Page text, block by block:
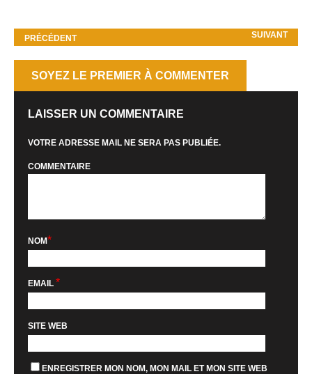
PRÉCÉDENT SUIVANT
SOYEZ LE PREMIER À COMMENTER
LAISSER UN COMMENTAIRE
VOTRE ADRESSE MAIL NE SERA PAS PUBLIÉE.
COMMENTAIRE
NOM*
EMAIL *
SITE WEB
ENREGISTRER MON NOM, MON MAIL ET MON SITE WEB